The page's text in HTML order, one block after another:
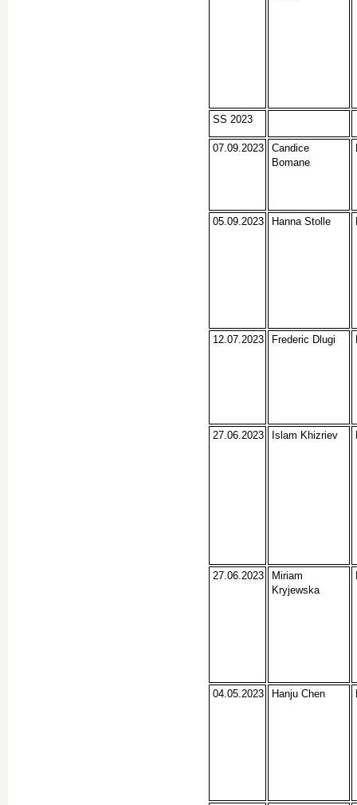
SS 2023
07.09.2023
Candice
Bomane
05.09.2023 Hanna Stolle
12.07.2023 Frederic Dlugi
27.06.2023 Islam Khizriev
27.06.2023
Miriam
Kryjewska
04.05.2023 Hanju Chen